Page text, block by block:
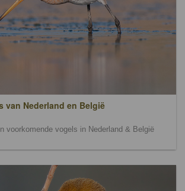
van Nederland en België
voorkomende vogels in Nederland & België